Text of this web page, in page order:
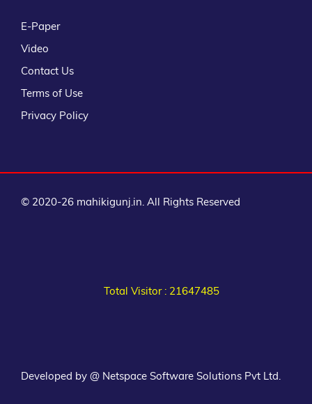
E-Paper
Video
Contact Us
Terms of Use
Privacy Policy
© 2020-26 mahikigunj.in. All Rights Reserved
Total Visitor : 21647485
Developed by @ Netspace Software Solutions Pvt Ltd.